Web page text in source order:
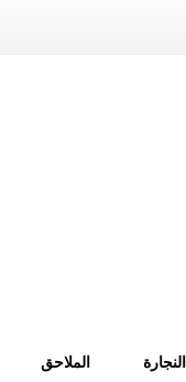
النجارة الملاحق